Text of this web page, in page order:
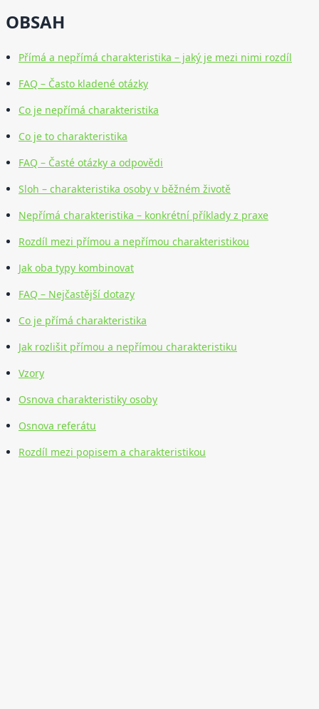
OBSAH
Přímá a nepřímá charakteristika – jaký je mezi nimi rozdíl
FAQ – Často kladené otázky
Co je nepřímá charakteristika
Co je to charakteristika
FAQ – Časté otázky a odpovědi
Sloh – charakteristika osoby v běžném životě
Nepřímá charakteristika – konkrétní příklady z praxe
Rozdíl mezi přímou a nepřímou charakteristikou
Jak oba typy kombinovat
FAQ – Nejčastější dotazy
Co je přímá charakteristika
Jak rozlišit přímou a nepřímou charakteristiku
Vzory
Osnova charakteristiky osoby
Osnova referátu
Rozdíl mezi popisem a charakteristikou